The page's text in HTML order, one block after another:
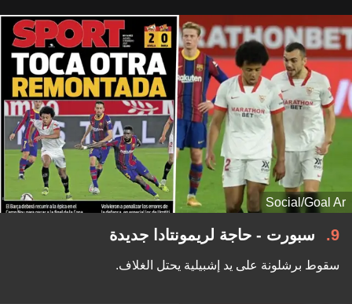
Social/Goal Ar
9 سبورت - حاجة لريمونتادا جديدة
سقوط برشلونة على يد إشبيلية يحتل الغلاف.